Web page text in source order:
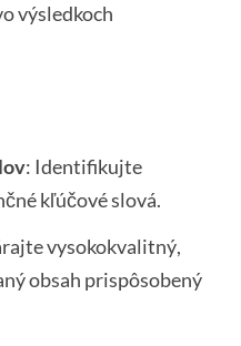
výsledkoch
: Identifikujte
kľúčové slová.
vysokokvalitný,
obsah prispôsobený